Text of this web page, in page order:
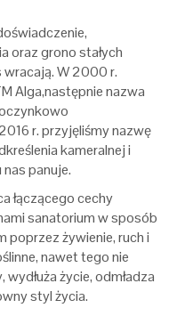
oraz grono stałych
wracają. W 2000 r.
Alga,następnie nazwa
r. przyjęliśmy nazwę
kameralnej i
panuje.
łączącego cechy
sanatorium w sposób
poprzez żywienie, ruch i
nawet tego nie
życie, odmładza
styl życia.